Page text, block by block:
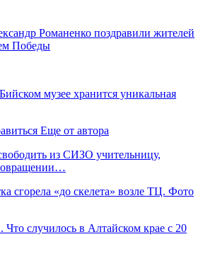
Романенко поздравили жителей
Победы
музее хранится уникальная
Еще от автора
из СИЗО учительницу,
сгорела «до скелета» возле ТЦ. Фото
случилось в Алтайском крае с 20